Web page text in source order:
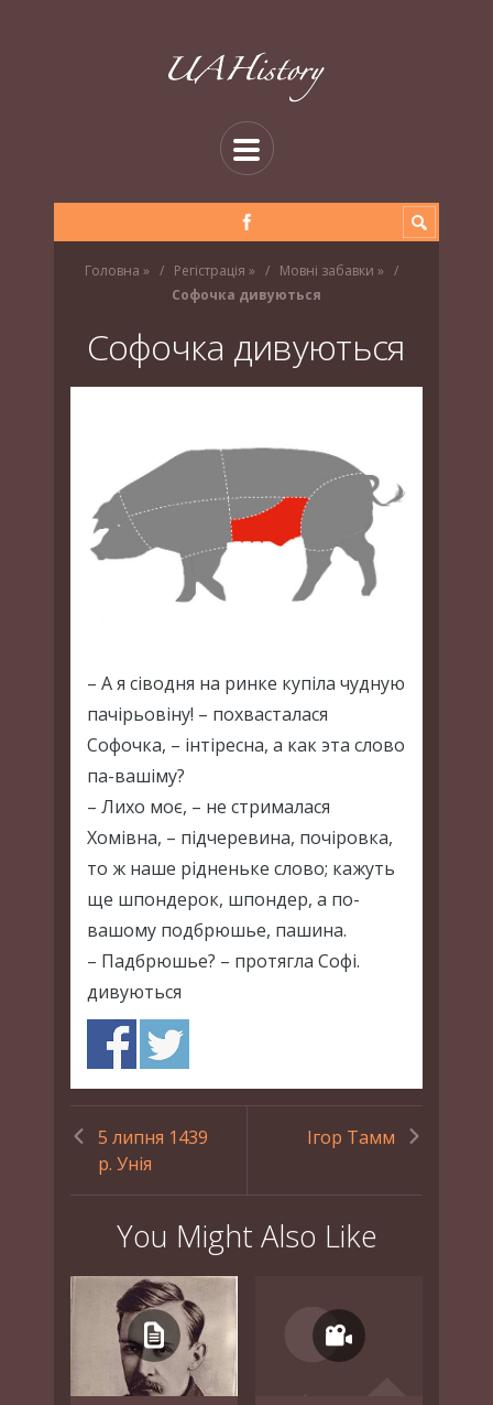
Головна » Регістрація » Мовні забавки »
Софочка дивуються
Софочка дивуються
– А я сіводня на ринке купіла чудную
пачірьовіну! – похвасталася
Софочка, – інтіресна, а как эта слово
па-вашіму?
– Лихо моє, – не стрималася
Хомівна, – підчеревина, почіровка,
то ж наше рідненьке слово; кажуть
ще шпондерок, шпондер, а по-
вашому подбрюшье, пашина.
– Падбрюшье? – протягла Софі.
дивуються
5 липня 1439
р. Унія
Ігор Тамм
You Might Also Like